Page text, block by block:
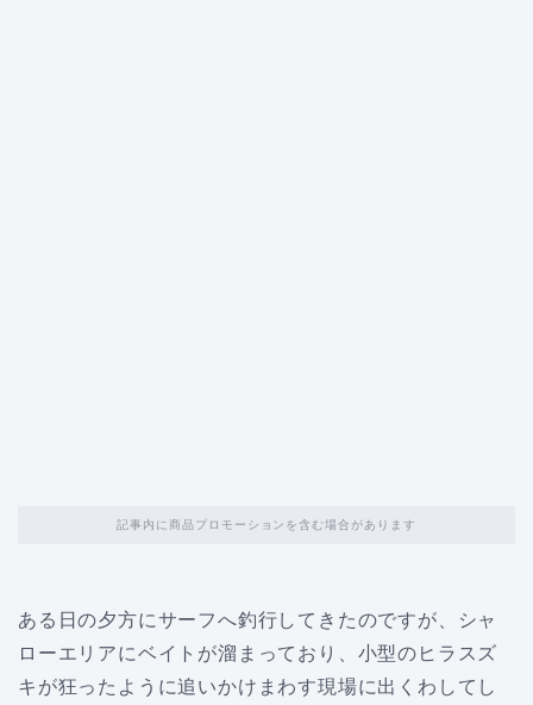
記事内に商品プロモーションを含む場合があります
ある日の夕方にサーフへ釣行してきたのですが、シャ
ローエリアにベイトが溜まっており、小型のヒラスズ
キが狂ったように追いかけまわす現場に出くわしてし